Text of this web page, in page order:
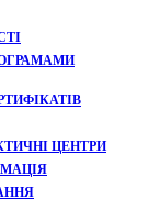
ЦЕНТРИ